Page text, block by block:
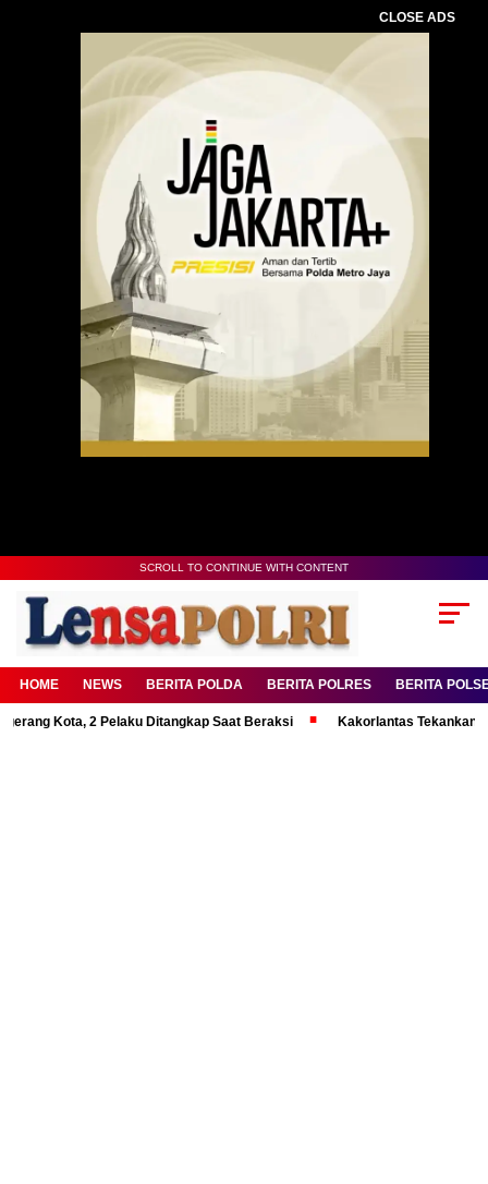
CLOSE ADS
SCROLL TO CONTINUE WITH CONTENT
HOME NEWS BERITA POLDA BERITA POLRES BERITA
2 Pelaku Ditangkap Saat Beraksi Kakorlantas Tekankan Mental